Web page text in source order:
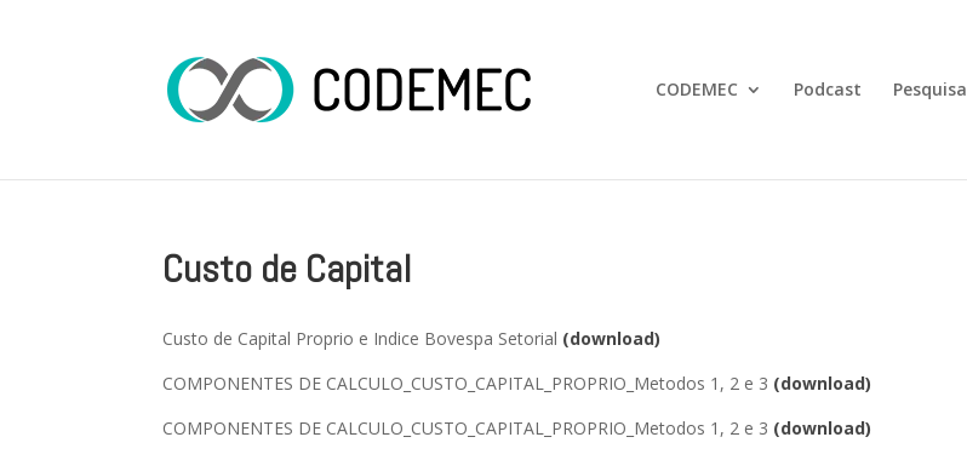
CODEMEC Podcast Pesquisa
Custo de Capital
Custo de Capital Proprio e Indice Bovespa Setorial (download)
COMPONENTES DE CALCULO_CUSTO_CAPITAL_PROPRIO_Metodos 1, 2 e 3 (download)
COMPONENTES DE CALCULO_CUSTO_CAPITAL_PROPRIO_Metodos 1, 2 e 3 (download)